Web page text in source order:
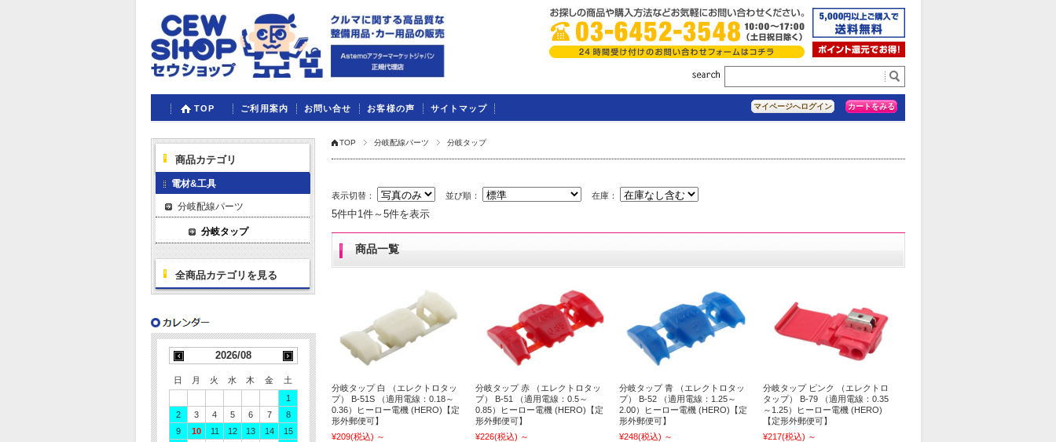
マイページへログイン カートをみる
TOP ご利用案内 お問い合せ お客様の声 サイトマップ
TOP 分岐配線パーツ 分岐タップ
表示切替： 並び順： 在庫：
5件中1件～5件を表示
商品一覧
分岐タップ 白 （エレクトロタッ
プ） B-51S （適用電線：0.18～
0.36）ヒーロー電機 (HERO)【定
形外郵便可】
¥209(税込) ～
分岐タップ 赤 （エレクトロタッ
プ） B-51 （適用電線：0.5～
0.85）ヒーロー電機 (HERO)【定
形外郵便可】
¥226(税込) ～
分岐タップ 青 （エレクトロタッ
プ） B-52 （適用電線：1.25～
2.00）ヒーロー電機 (HERO)【定
形外郵便可】
¥248(税込) ～
分岐タップ ピンク （エレクトロ
タップ） B-79 （適用電線：0.35
～1.25）ヒーロー電機 (HERO)
【定形外郵便可】
¥217(税込) ～
商品カテゴリ
電材&工具
分岐配線パーツ
分岐タップ
全商品カテゴリを見る
2026/08
日 月 火 水 木 金
土
1
2
3 4 5 6 7
8
9
10 11 12 13 14
15